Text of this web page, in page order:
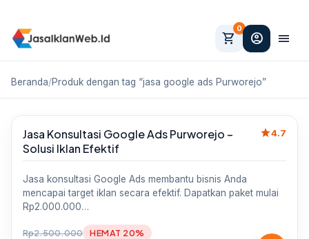
shopping_cart
0
account_circle menu
Beranda/Produk dengan tag “jasa google ads Purworejo”
Sale
Jasa Konsultasi Google Ads Purworejo –
Solusi Iklan Efektif
star4.7
Jasa konsultasi Google Ads membantu bisnis Anda
mencapai target iklan secara efektif. Dapatkan paket mulai
Rp2.000.000…
Rp2.500.000 HEMAT 20%